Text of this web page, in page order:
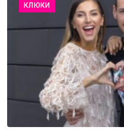
КЛЮКИ